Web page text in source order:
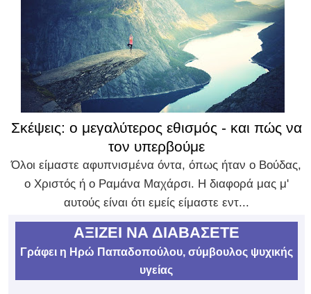
Σκέψεις: ο μεγαλύτερος εθισμός - και πώς να
τον υπερβούμε
Όλοι είμαστε αφυπνισμένα όντα, όπως ήταν ο Βούδας,
ο Χριστός ή ο Ραμάνα Μαχάρσι. Η διαφορά μας μ'
αυτούς είναι ότι εμείς είμαστε εντ...
ΑΞΙΖΕΙ ΝΑ ΔΙΑΒΑΣΕΤΕ
Γράφει η Ηρώ Παπαδοπούλου, σύμβουλος ψυχικής
υγείας